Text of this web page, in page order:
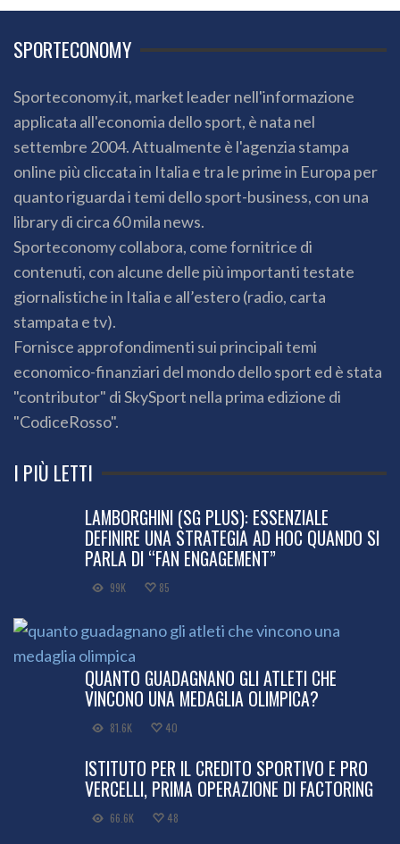
SPORTECONOMY
Sporteconomy.it, market leader nell'informazione
applicata all'economia dello sport, è nata nel
settembre 2004. Attualmente è l'agenzia stampa
online più cliccata in Italia e tra le prime in Europa per
quanto riguarda i temi dello sport-business, con una
library di circa 60 mila news.
Sporteconomy collabora, come fornitrice di
contenuti, con alcune delle più importanti testate
giornalistiche in Italia e all’estero (radio, carta
stampata e tv).
Fornisce approfondimenti sui principali temi
economico-finanziari del mondo dello sport ed è stata
"contributor" di SkySport nella prima edizione di
"CodiceRosso".
I PIÙ LETTI
LAMBORGHINI (SG PLUS): ESSENZIALE
DEFINIRE UNA STRATEGIA AD HOC QUANDO SI
PARLA DI “FAN ENGAGEMENT”
99K 85
QUANTO GUADAGNANO GLI ATLETI CHE
VINCONO UNA MEDAGLIA OLIMPICA?
81.6K 40
ISTITUTO PER IL CREDITO SPORTIVO E PRO
VERCELLI, PRIMA OPERAZIONE DI FACTORING
66.6K 48